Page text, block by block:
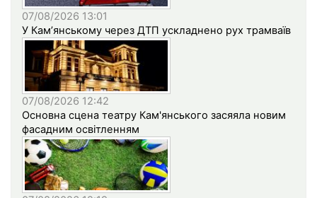
07/08/2026 13:01
У Кам’янському через ДТП ускладнено рух трамваїв
07/08/2026 12:42
Основна сцена театру Кам'янського засяяла новим
фасадним освітленням